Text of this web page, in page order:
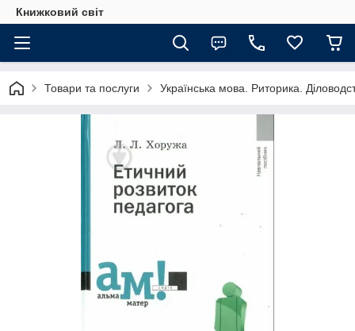
Книжковий світ
Товари та послуги Українська мова. Риторика.